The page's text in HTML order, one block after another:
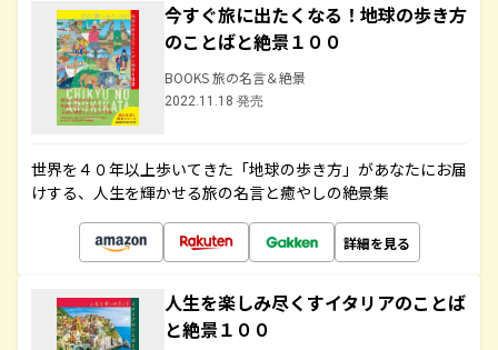
今すぐ旅に出たくなる！地球の歩き方
のことばと絶景１００
BOOKS 旅の名言＆絶景
2022.11.18 発売
世界を４０年以上歩いてきた「地球の歩き方」があなたにお届
けする、人生を輝かせる旅の名言と癒やしの絶景集
詳細を見る
人生を楽しみ尽くすイタリアのことば
と絶景１００